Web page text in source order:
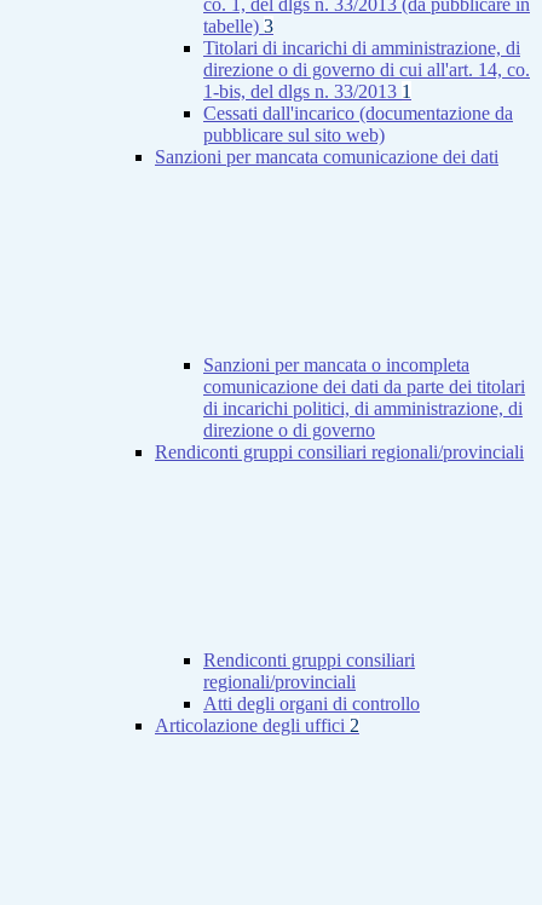
co. 1, del dlgs n. 33/2013 (da pubblicare in
tabelle) 3
Titolari di incarichi di amministrazione, di
direzione o di governo di cui all'art. 14, co.
1-bis, del dlgs n. 33/2013 1
Cessati dall'incarico (documentazione da
pubblicare sul sito web)
Sanzioni per mancata comunicazione dei dati
Sanzioni per mancata o incompleta
comunicazione dei dati da parte dei titolari
di incarichi politici, di amministrazione, di
direzione o di governo
Rendiconti gruppi consiliari regionali/provinciali
Rendiconti gruppi consiliari
regionali/provinciali
Atti degli organi di controllo
Articolazione degli uffici 2